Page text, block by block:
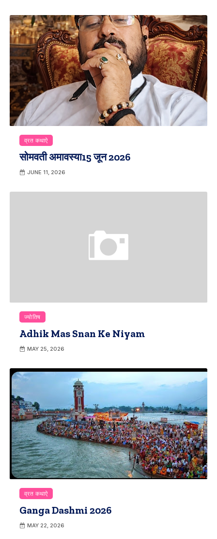
व्रत कथाऐ
सोमवती अमावस्या15 जून 2026
JUNE 11, 2026
ज्योतिष
Adhik Mas Snan Ke Niyam
MAY 25, 2026
व्रत कथाऐ
Ganga Dashmi 2026
MAY 22, 2026